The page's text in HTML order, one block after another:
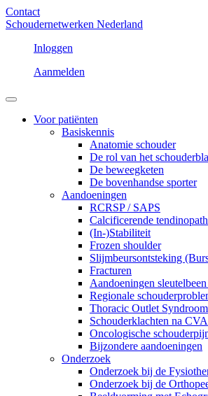
Contact
Schoudernetwerken Nederland
Inloggen
Aanmelden
Voor patiënten
Basiskennis
Anatomie schouder
De rol van het
De beweegketen
De bovenhandse sporter
Aandoeningen
RCRSP / SAPS
Calcificerende
(In-)Stabiliteit
Frozen shoulder
Slijmbeursontsteking
Fracturen
Aandoeningen
Regionale
Thoracic Outlet Syndroom
Schouderklachten na CVA
Oncologische
Bijzondere aandoeningen
Onderzoek
Onderzoek bij de
Onderzoek bij de